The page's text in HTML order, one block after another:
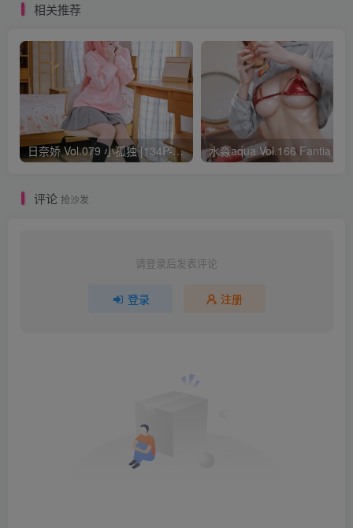
相关推荐
日奈娇 Vol.079 小孤独 [134P-1.84GB]
评论 抢沙发
请登录后发表评论
登录 注册